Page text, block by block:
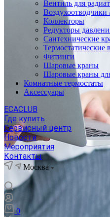
Вентиль для
Коллекторы
Редукторы
Сантехнические
Термостатические
Фитинги
Шаровые краны
Шаровые краны
Комнатные термостаты
Аксессуары
ECACLUB
Где купить
Сервисный центр
Новости
Мероприятия
Контакты
Москва
0